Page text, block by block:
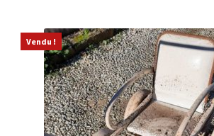
Vendu !